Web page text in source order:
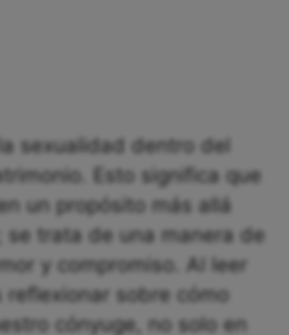
sexualidad dentro del
Esto significa que
un propósito más allá
se trata de una manera de
y compromiso. Al leer
reflexionar sobre cómo
cónyuge, no solo en